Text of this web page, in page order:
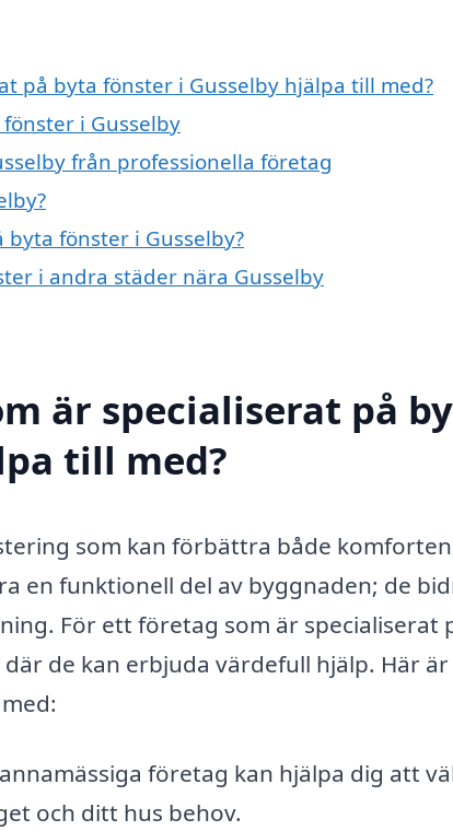
på byta fönster i Gusselby hjälpa till med?
i Gusselby
från professionella företag
fönster i Gusselby?
i andra städer nära Gusselby
är specialiserat på
till med?
som kan förbättra både
en funktionell del av byggnaden; de
För ett företag som är specialiserat
de kan erbjuda värdefull hjälp. Här
företag kan hjälpa dig att
och ditt hus behov.